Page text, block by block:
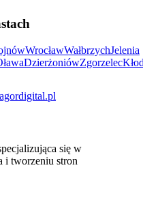
WrocławWałbrzychJelenia
DzierżoniówZgorzelec
się w
i tworzeniu stron